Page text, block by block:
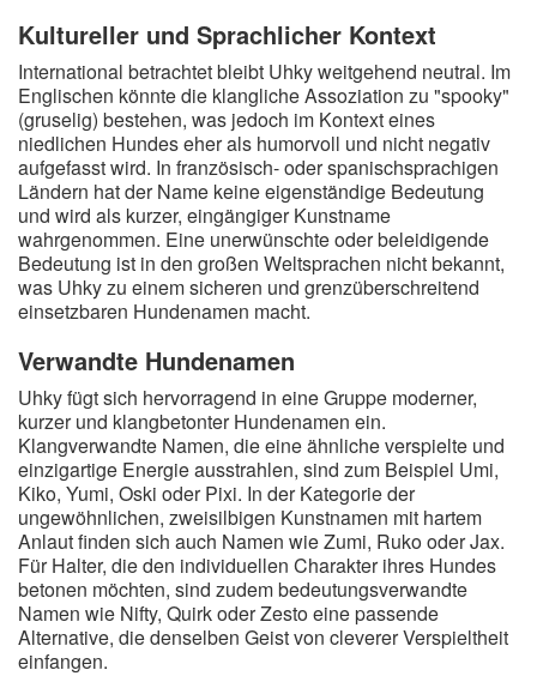
Kultureller und Sprachlicher Kontext
International betrachtet bleibt Uhky weitgehend neutral. Im
Englischen könnte die klangliche Assoziation zu "spooky"
(gruselig) bestehen, was jedoch im Kontext eines
niedlichen Hundes eher als humorvoll und nicht negativ
aufgefasst wird. In französisch- oder spanischsprachigen
Ländern hat der Name keine eigenständige Bedeutung
und wird als kurzer, eingängiger Kunstname
wahrgenommen. Eine unerwünschte oder beleidigende
Bedeutung ist in den großen Weltsprachen nicht bekannt,
was Uhky zu einem sicheren und grenzüberschreitend
einsetzbaren Hundenamen macht.
Verwandte Hundenamen
Uhky fügt sich hervorragend in eine Gruppe moderner,
kurzer und klangbetonter Hundenamen ein.
Klangverwandte Namen, die eine ähnliche verspielte und
einzigartige Energie ausstrahlen, sind zum Beispiel Umi,
Kiko, Yumi, Oski oder Pixi. In der Kategorie der
ungewöhnlichen, zweisilbigen Kunstnamen mit hartem
Anlaut finden sich auch Namen wie Zumi, Ruko oder Jax.
Für Halter, die den individuellen Charakter ihres Hundes
betonen möchten, sind zudem bedeutungsverwandte
Namen wie Nifty, Quirk oder Zesto eine passende
Alternative, die denselben Geist von cleverer Verspieltheit
einfangen.